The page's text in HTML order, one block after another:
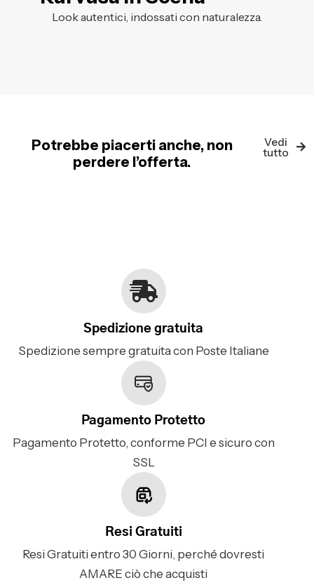
Look autentici, indossati con naturalezza.
Potrebbe piacerti anche, non
perdere l’offerta.
Vedi
tutto
Spedizione gratuita
Spedizione sempre gratuita con Poste Italiane
Pagamento Protetto
Pagamento Protetto, conforme PCI e sicuro con
SSL
Resi Gratuiti
Resi Gratuiti entro 30 Giorni, perché dovresti
AMARE ciò che acquisti